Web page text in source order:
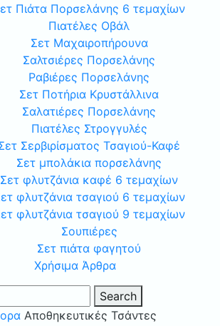
Πιάτα Πορσελάνης 6 τεμαχίων
Πιατέλες Οβάλ
Σετ Μαχαιροπήρουνα
Σαλτσιέρες Πορσελάνης
Ραβιέρες Πορσελάνης
Σετ Ποτήρια Κρυστάλλινα
Σαλατιέρες Πορσελάνης
Πιατέλες Στρογγυλές
Σερβιρίσματος Τσαγιού-Καφέ
Σετ μπολάκια πορσελάνης
Σετ φλυτζάνια καφέ 6 τεμαχίων
φλυτζάνια τσαγιού 6 τεμαχίων
φλυτζάνια τσαγιού 9 τεμαχίων
Σουπιέρες
Σετ πιάτα φαγητού
Χρήσιμα Άρθρα
Search
Αποθηκευτικές Τσάντες